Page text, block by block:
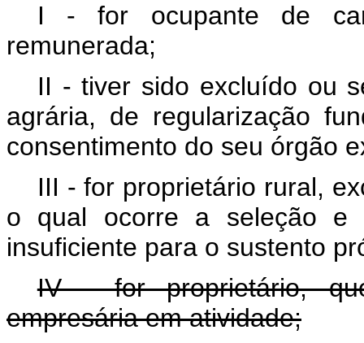
I - for ocupante de
remunerada;
II - tiver sido excluído ou
agrária, de regularização
consentimento do seu órgão
III - for proprietário rural,
o qual ocorre a seleção e
insuficiente para o sustento
IV - for proprietário,
empresária em atividade;